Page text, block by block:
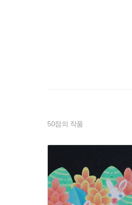
50점의 작품